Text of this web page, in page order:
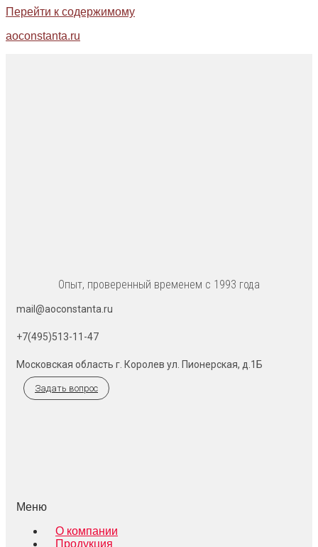
Перейти к содержимому
aoconstanta.ru
Опыт, проверенный временем с 1993 года
mail@aoconstanta.ru
+7(495)513-11-47
Московская область г. Королев ул. Пионерская, д.1Б
Задать вопрос
Меню
О компании
Продукция